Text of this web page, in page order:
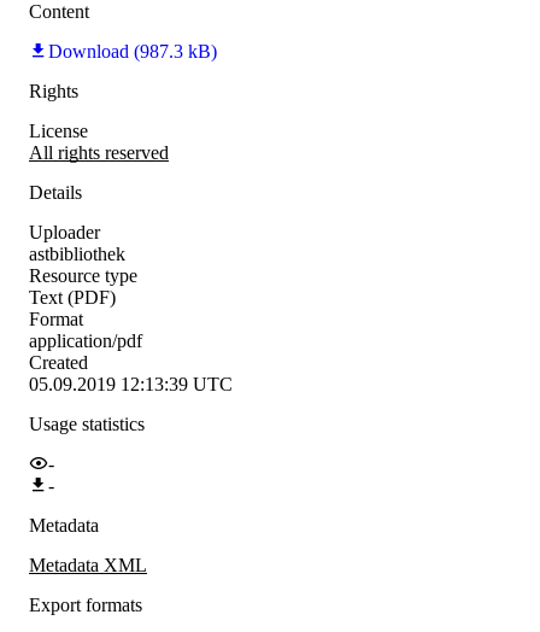
Content
Download (987.3 kB)
Rights
License
All rights reserved
Details
Uploader
astbibliothek
Resource type
Text (PDF)
Format
application/pdf
Created
05.09.2019 12:13:39 UTC
Usage statistics
-
-
Metadata
Metadata XML
Export formats